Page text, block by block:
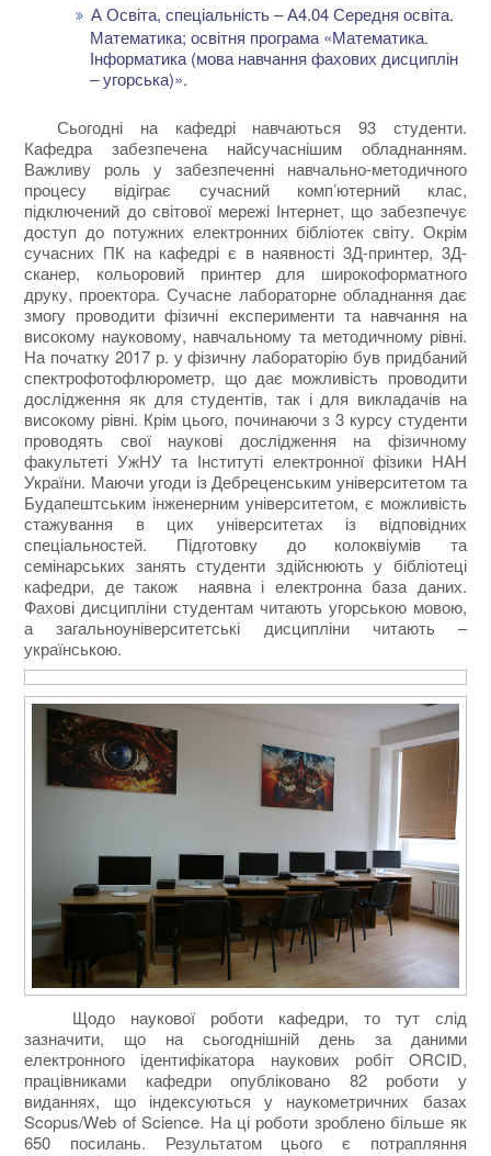
А Освіта, спеціальність – А4.04 Середня освіта.
Математика; освітня програма «Математика.
Інформатика (мова навчання фахових дисциплін
– угорська)».
Сьогодні на кафедрі навчаються 93 студенти.
Кафедра забезпечена найсучаснішим обладнанням.
Важливу роль у забезпеченні навчально-методичного
процесу відіграє сучасний комп’ютерний клас,
підключений до світової мережі Інтернет, що забезпечує
доступ до потужних електронних бібліотек світу. Окрім
сучасних ПК на кафедрі є в наявності 3Д-принтер, 3Д-
сканер, кольоровий принтер для широкоформатного
друку, проектора. Сучасне лабораторне обладнання дає
змогу проводити фізичні експерименти та навчання на
високому науковому, навчальному та методичному рівні.
На початку 2017 р. у фізичну лабораторію був придбаний
спектрофотофлюрометр, що дає можливість проводити
дослідження як для студентів, так і для викладачів на
високому рівні. Крім цього, починаючи з 3 курсу студенти
проводять свої наукові дослідження на фізичному
факультеті УжНУ та Інституті електронної фізики НАН
України. Маючи угоди із Дебреценським університетом та
Будапештським інженерним університетом, є можливість
стажування в цих університетах із відповідних
спеціальностей. Підготовку до колоквіумів та
семінарських занять студенти здійснюють у бібліотеці
кафедри, де також наявна і електронна база даних.
Фахові дисципліни студентам читають угорською мовою,
а загальноуніверситетські дисципліни читають –
українською.
Щодо наукової роботи кафедри, то тут слід
зазначити, що на сьогоднішній день за даними
електронного ідентифікатора наукових робіт ORCID,
працівниками кафедри опубліковано 82 роботи у
виданнях, що індексуються у наукометричних базах
Scopus/Web of Science. На ці роботи зроблено більше як
650 посилань. Результатом цього є потрапляння